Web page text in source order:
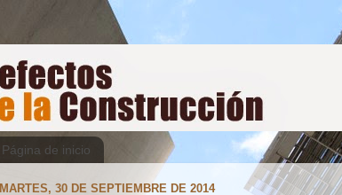
Página de inicio
MARTES, 30 DE SEPTIEMBRE DE 2014